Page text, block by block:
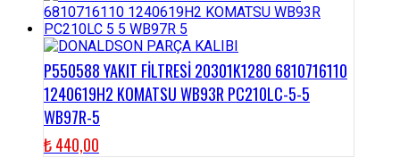
P550588 YAKIT FİLTRESİ 20301K1280 6810716110
1240619H2 KOMATSU WB93R PC210LC-5-5
WB97R-5
₺440,00